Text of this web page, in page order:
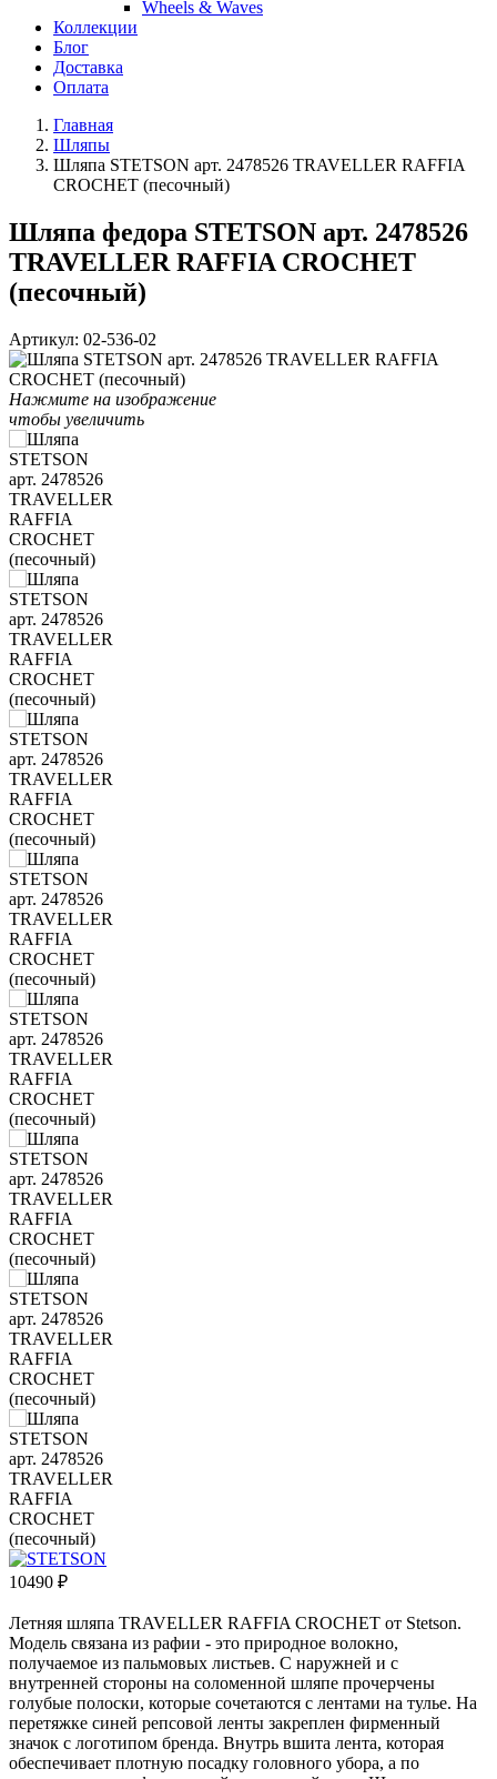
Wheels & Waves
Коллекции
Блог
Доставка
Оплата
Главная
Шляпы
Шляпа STETSON арт. 2478526 TRAVELLER RAFFIA
CROCHET (песочный)
Шляпа федора STETSON арт. 2478526
TRAVELLER RAFFIA CROCHET
(песочный)
Артикул: 02-536-02
Нажмите на изображение
чтобы увеличить
10490 ₽
Летняя шляпа TRAVELLER RAFFIA CROCHET от Stetson.
Модель связана из рафии - это природное волокно,
получаемое из пальмовых листьев. С наружней и с
внутренней стороны на соломенной шляпе прочерчены
голубые полоски, которые сочетаются с лентами на тулье. На
перетяжке синей репсовой ленты закреплен фирменный
значок с логотипом бренда. Внутрь вшита лента, которая
обеспечивает плотную посадку головного убора, а по